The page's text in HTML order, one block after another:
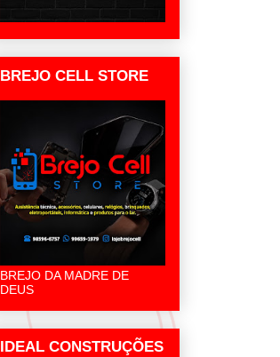
BREJO CELL STORE
BREJO DA MADRE DE
DEUS
IDEAL CONSTRUÇÕES